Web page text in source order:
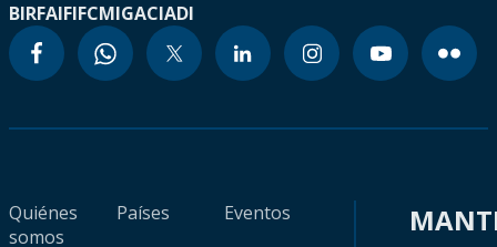
BIRFAIFIFCMIGACIADI
Quiénes
somos
Países
Eventos